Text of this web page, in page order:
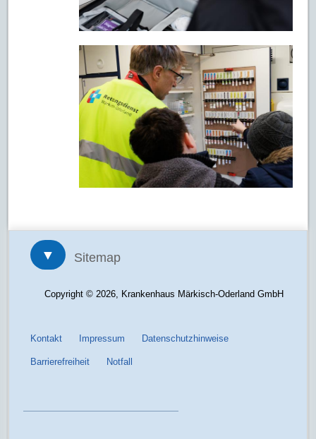
▼ Sitemap
Copyright © 2026, Krankenhaus Märkisch-Oderland GmbH
Kontakt Impressum Datenschutzhinweise
Barrierefreiheit Notfall